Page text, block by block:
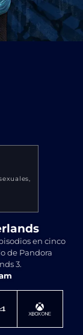
en cinco
de Pandora
3.